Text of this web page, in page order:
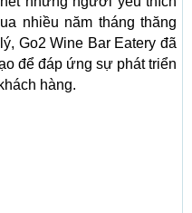
nhiều năm tháng thăng
Go2 Wine Bar Eatery đã
để đáp ứng sự phát triển
hàng.